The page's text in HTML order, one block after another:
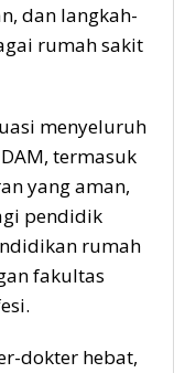
dan langkah-
rumah sakit
menyeluruh
termasuk
yang aman,
pendidik
rumah
fakultas
dokter hebat,